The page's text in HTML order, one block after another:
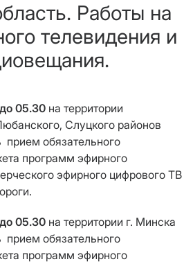
Работы на
телевидения и
05.30 на территории
Слуцкого районов
прием обязательного
программ эфирного
эфирного цифрового ТВ
05.30 на территории г. Минска
прием обязательного
программ эфирного